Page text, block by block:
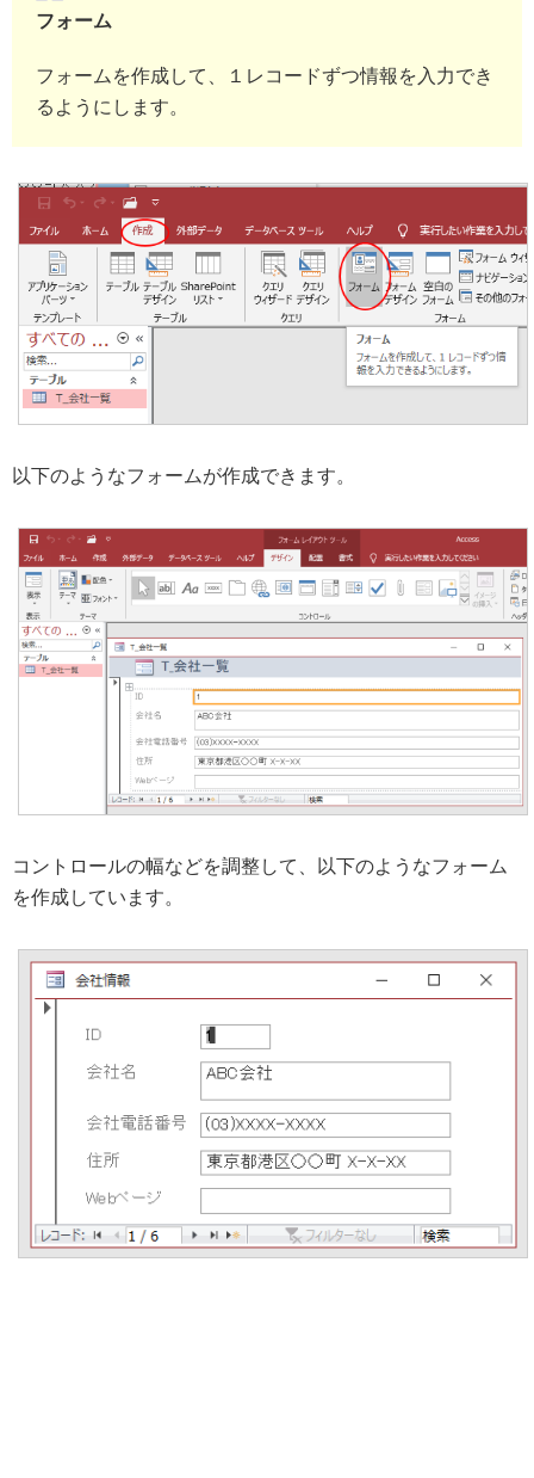
フォーム
フォームを作成して、１レコードずつ情報を入力でき
るようにします。
以下のようなフォームが作成できます。
コントロールの幅などを調整して、以下のようなフォーム
を作成しています。